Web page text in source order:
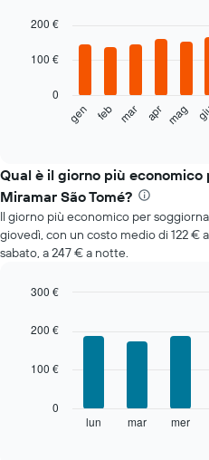
chart
bars.
seguente
il
prezzo
medio
di
una
camera
mese
grafico
asse
graphic.
gen feb mar apr mag
0
100 €
200 €
Qual è il giorno più
Miramar São Tomé?
Il giorno più economico per
giovedì, con un costo medio di 122 €
sabato, a 247 € a notte.
chart
bars.
graphic.
lun mar mer
0
100 €
200 €
300 €